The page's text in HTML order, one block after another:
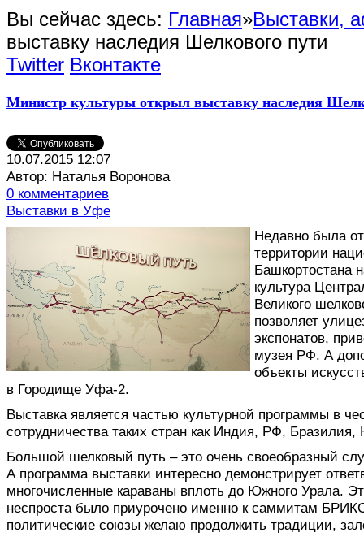
Вы сейчас здесь: Главная»Выставки,
выставку наследия Шелкового пути
Twitter Вконтакте
Министр культуры открыл выставку наследия
10.07.2015 12:07
Автор: Наталья Воронова
0 комментариев
Выставки в Уфе
Недавно была
территории
Башкортостана
культура
Великого
позволяет
экспонатов,
музея РФ. А
объекты
в Городище Уфа-2.
Выставка является частью культурной программы в
сотрудничества таких стран как Индия, РФ,
Большой шелковый путь – это очень своеобразный
А программа выставки интересно демонстрирует
многочисленные караваны вплоть до Южного Урала.
неспроста было приурочено именно к саммитам
политические союзы желаю продолжить традиции,